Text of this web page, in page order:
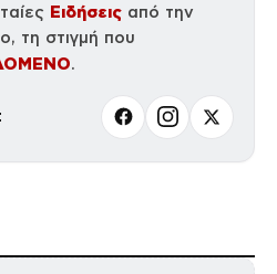
Ειδήσεις από την
τη στιγμή που
.